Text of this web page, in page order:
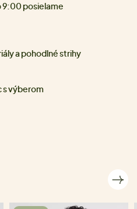
9:00 posielame
a pohodlné strihy
s výberom